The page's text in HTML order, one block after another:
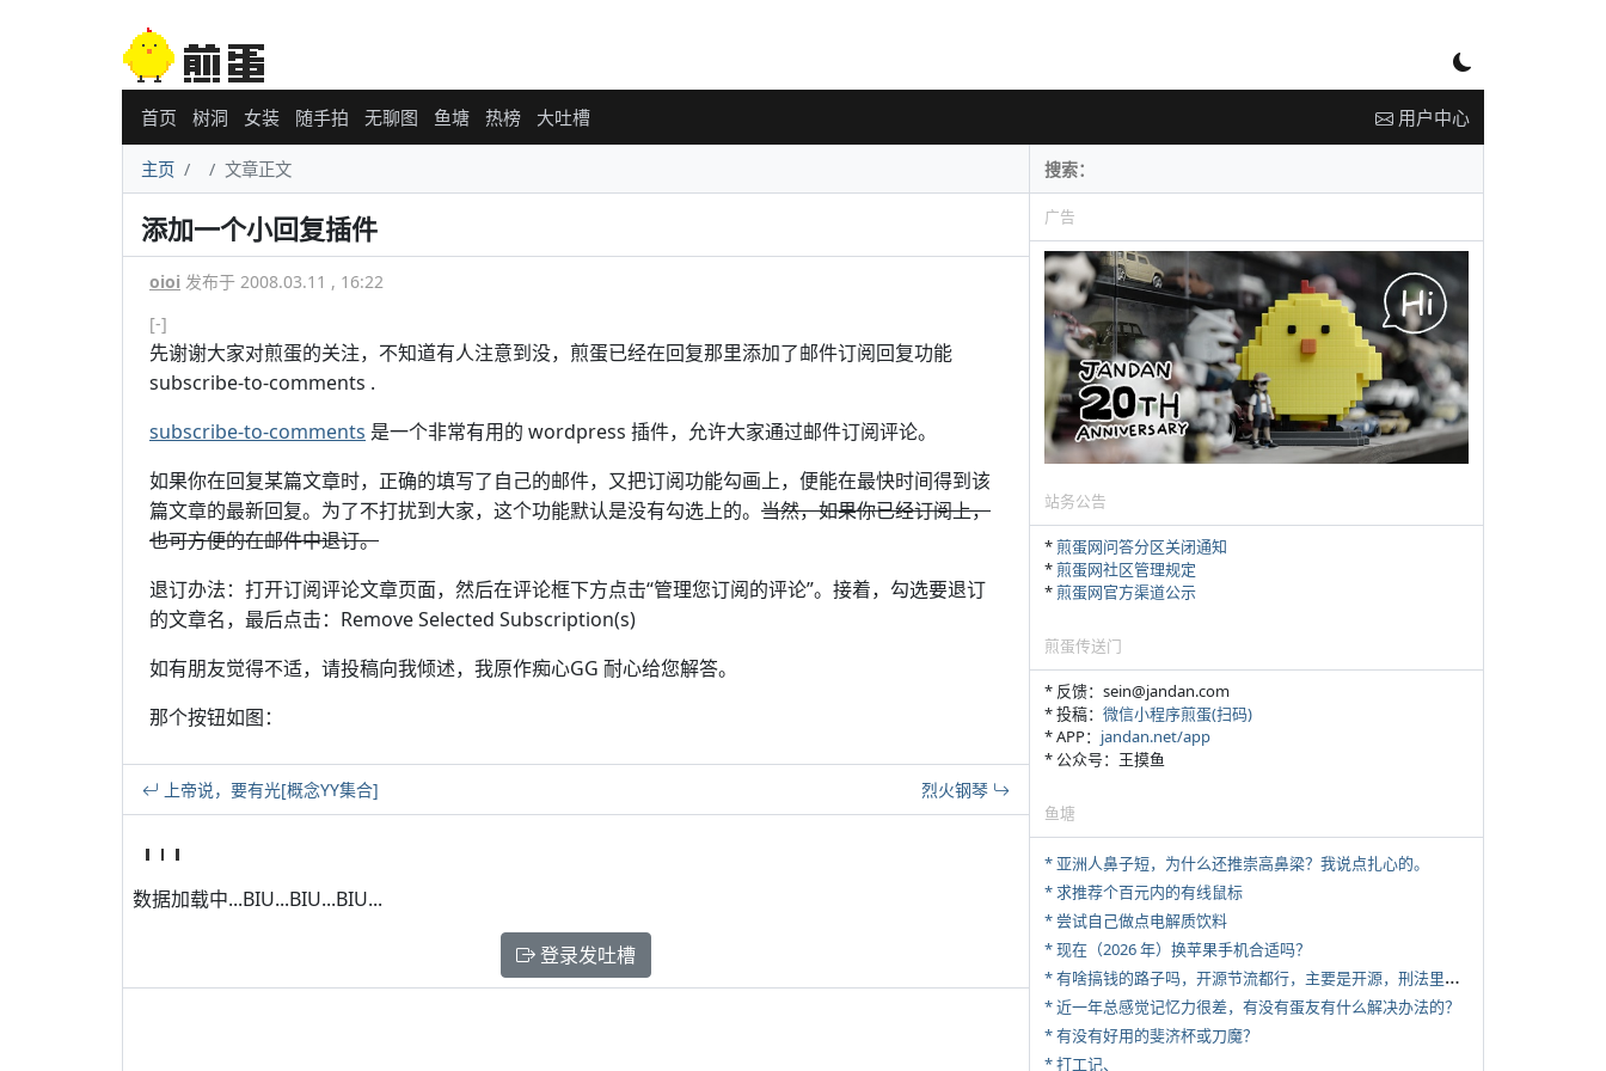
首页 树洞 女装 随手拍 无聊图 鱼塘 热榜 大吐槽 用户中心
主页 文章正文
添加一个小回复插件
oioi 发布于 2008.03.11 , 16:22
[-]
先谢谢大家对煎蛋的关注，不知道有人注意到没，煎蛋已经在回复那里添加了邮件订阅回复功能
subscribe-to-comments .
subscribe-to-comments 是一个非常有用的 wordpress 插件，允许大家通过邮件订阅评论。
如果你在回复某篇文章时，正确的填写了自己的邮件，又把订阅功能勾画上，便能在最快时间得到该
篇文章的最新回复。为了不打扰到大家，这个功能默认是没有勾选上的。 当然，如果你已经订阅上，
也可方便的在邮件中退订。
退订办法：打开订阅评论文章页面，然后在评论框下方点击“管理您订阅的评论”。接着，勾选要退订
的文章名，最后点击：Remove Selected Subscription(s)
如有朋友觉得不适，请投稿向我倾述，我原作痴心GG 耐心给您解答。
那个按钮如图：
上帝说，要有光[概念YY集合] 烈火钢琴
数据加载中...BIU...BIU...BIU...
登录发吐槽
广告
站务公告
*煎蛋网问答分区关闭通知
*煎蛋网社区管理规定
*煎蛋网官方渠道公示
煎蛋传送门
* 反馈：sein@jandan.com
* 投稿： 微信小程序煎蛋(扫码)
* APP： jandan.net/app
* 公众号：王摸鱼
鱼塘
* 亚洲人鼻子短，为什么还推崇高鼻梁？我说点扎心的。
* 求推荐个百元内的有线鼠标
* 尝试自己做点电解质饮料
* 现在（2026 年）换苹果手机合适吗？
*
有啥搞钱的路子吗，开源节流都行，主要是开源，刑法里的咱不做
* 近一年总感觉记忆力很差，有没有蛋友有什么解决办法的？
* 有没有好用的斐济杯或刀魔？
* 打工记、